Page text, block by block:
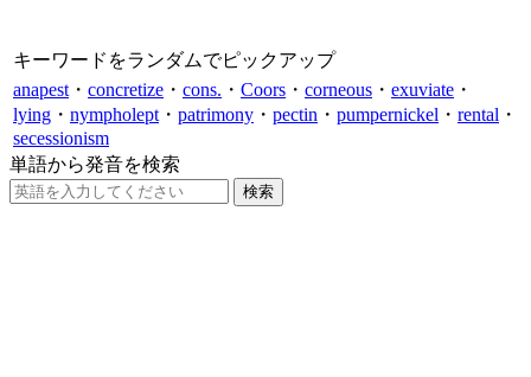
キーワードをランダムでピックアップ
anapest ・ concretize ・ cons. ・ Coors ・ corneous ・ exuviate ・
lying ・ nympholept ・ patrimony ・ pectin ・ pumpernickel ・ rental ・
secessionism
単語から発音を検索